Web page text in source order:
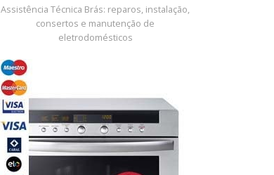
Assistência Técnica Brás: reparos, instalação,
consertos e manutenção de
eletrodomésticos